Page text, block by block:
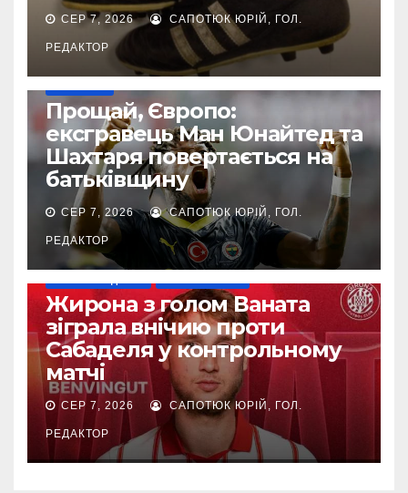
СЕР 7, 2026 САПОТЮК ЮРІЙ, ГОЛ.
РЕДАКТОР
Прощай, Європо:
ексгравець Ман Юнайтед та
Шахтаря повертається на
батьківщину
СЕР 7, 2026 САПОТЮК ЮРІЙ, ГОЛ.
РЕДАКТОР
Жирона з голом Ваната
зіграла внічию проти
Сабаделя у контрольному
матчі
СЕР 7, 2026 САПОТЮК ЮРІЙ, ГОЛ.
РЕДАКТОР